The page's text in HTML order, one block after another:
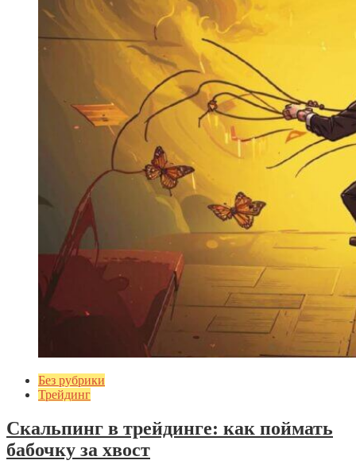
Без рубрики
Трейдинг
Скальпинг в трейдинге: как поймать
бабочку за хвост